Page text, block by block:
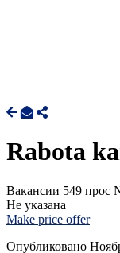
Rabota
Вакансии 549 прос
Не указана
Make price offer
Опубликовано